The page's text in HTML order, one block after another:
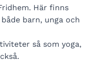
Här finns
barn, unga och
så som yoga,